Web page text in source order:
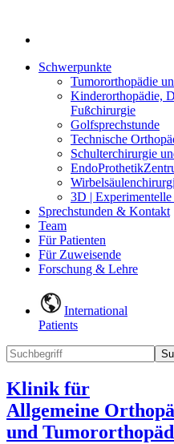
Schwerpunkte
Tumororthopädie
Kinderorthopädie,
Fußchirurgie
Golfsprechstunde
Technische
Schulterchirurgie
3D |
Sprechstunden & Kontakt
Team
Für Patienten
Für Zuweisende
Forschung & Lehre
International
Patients
Klinik für
Allgemeine
und